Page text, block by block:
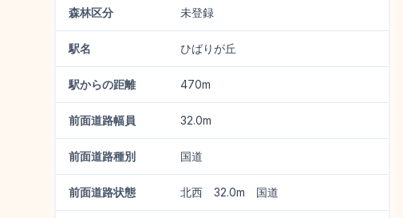
森林区分 未登録
駅名 ひばりが丘
駅からの距離 470m
前面道路幅員 32.0m
前面道路種別 国道
前面道路状態 北西 32.0m 国道